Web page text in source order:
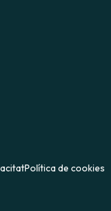
Política de cookies